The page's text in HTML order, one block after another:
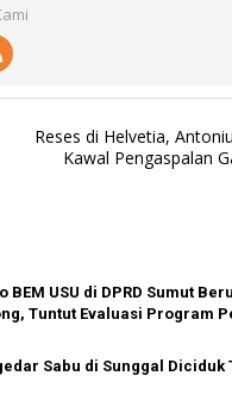
Reses di Helvetia,
Kawal Pengaspalan
BEM USU di DPRD Sumut
Tuntut Evaluasi Program
Sabu di Sunggal Diciduk